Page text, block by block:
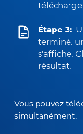
Étape 3:
terminé,
s'affiche.
résultat.
Vous pouvez
simultanément.